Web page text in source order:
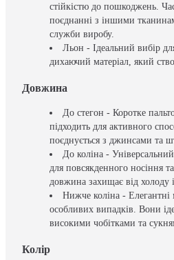
стійкістю до пошкоджень.
поєднанні з іншими
служби виробу.
Льон - Ідеальний вибір
дихаючий матеріал, який
Довжина
До стегон - Коротке
підходить для активного
поєднується з джинсами та
До коліна -
для повсякденного носіння
довжина захищає від холоду
Нижче коліна - Елегантні
особливих випадків. Вони
високими чобітками та
Колір